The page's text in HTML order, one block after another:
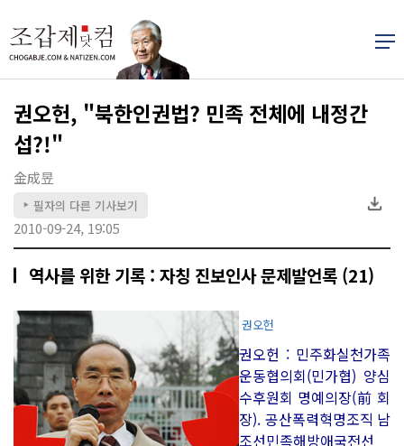
권오헌, "북한인권법? 민족 전체에 내정간
섭?!"
金成昱
▶ 필자의 다른 기사보기
2010-09-24, 19:05
역사를 위한 기록 : 자칭 진보인사 문제발언록 (21)
권오헌
권오헌 : 민주화실천가족
운동협의회(민가협) 양심
수후원회 명예의장(前 회
장). 공산폭력혁명조직 남
조선민족해방애국전선